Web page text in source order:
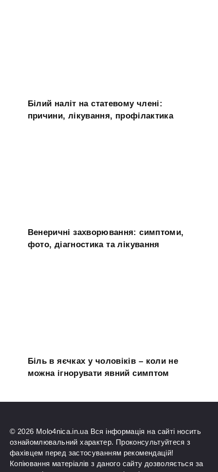
Білий наліт на статевому члені:
причини, лікування, профілактика
Венеричні захворювання: симптоми,
фото, діагностика та лікування
Біль в яєчках у чоловіків – коли не
можна ігнорувати явний симптом
© 2026 Molo4nica.in.ua Вся інформація на сайті носить
ознайомлювальний характер. Проконсультуйтеся з
фахівцем перед застосуванням рекомендацій!
Копіювання матеріалів з даного сайту дозволяється за